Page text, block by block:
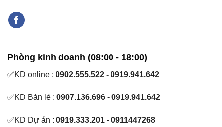
Phòng kinh doanh (08:00 - 18:00)
✅KD online : 0902.555.522 - 0919.941.642
✅KD Bán lẻ : 0907.136.696 - 0919.941.642
✅KD Dự án : 0919.333.201 - 0911447268